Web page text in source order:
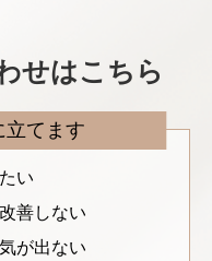
せはこちら
立てます
い
善しない
が出ない